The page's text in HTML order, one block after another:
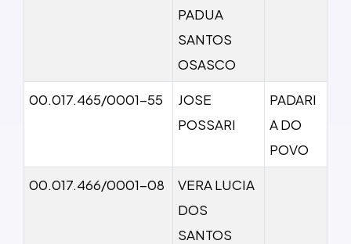
PADUA
SANTOS
OSASCO
00.017.465/0001-55
JOSE
POSSARI
PADARI
A DO
POVO
00.017.466/0001-08
VERA LUCIA
DOS
SANTOS